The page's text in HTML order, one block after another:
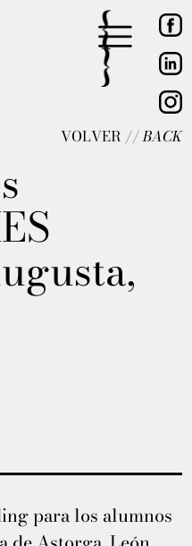
VOLVER //BACK
para los alumnos